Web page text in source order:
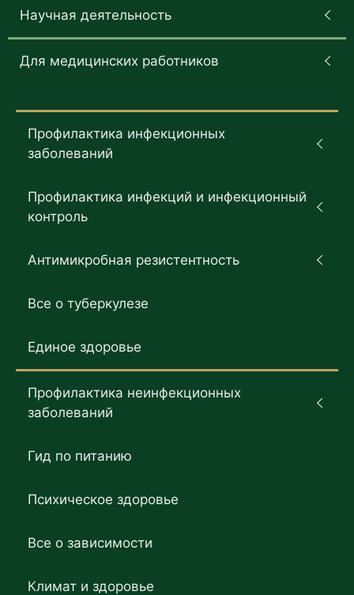
Научная деятельность
Для медицинских работников
Профилактика инфекционных
заболеваний
Профилактика инфекций и инфекционный
контроль
Антимикробная резистентность
Все о туберкулезе
Единое здоровье
Профилактика неинфекционных
заболеваний
Гид по питанию
Психическое здоровье
Все о зависимости
Климат и здоровье